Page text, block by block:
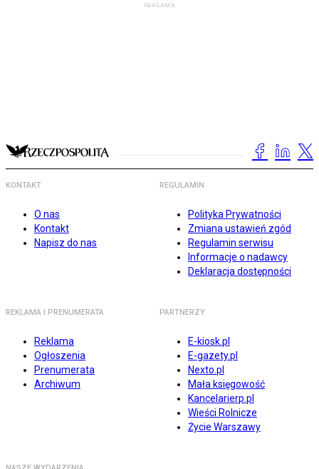
KONTAKT
O nas
Kontakt
Napisz do nas
REGULAMIN
Polityka Prywatności
Zmiana ustawień zgód
Regulamin serwisu
Informacje o nadawcy
Deklaracja dostępności
REKLAMA I PRENUMERATA
Reklama
Ogłoszenia
Prenumerata
Archiwum
PARTNERZY
E-kiosk.pl
E-gazety.pl
Nexto.pl
Mała księgowość
Kancelarierp.pl
Wieści Rolnicze
Życie Warszawy